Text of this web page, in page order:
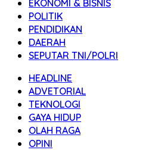
EKONOMI & BISNIS
POLITIK
PENDIDIKAN
DAERAH
SEPUTAR TNI/POLRI
HEADLINE
ADVETORIAL
TEKNOLOGI
GAYA HIDUP
OLAH RAGA
OPINI